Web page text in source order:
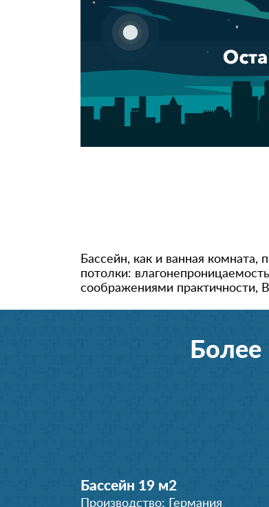
Бассейн, как и ванная
потолки:
соображениями практичности,
Бассейн 19 м2
Производство: Германия